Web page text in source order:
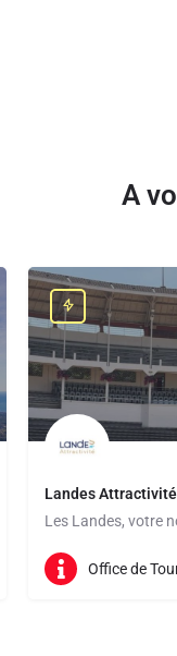
A
Landes Attractivité
Les Landes, votre
+33 5 58 06 69 88
Office de